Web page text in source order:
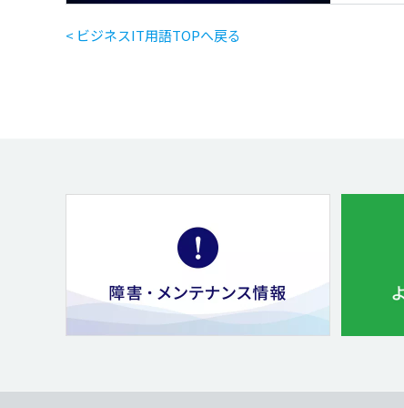
< ビジネスIT用語TOPへ戻る